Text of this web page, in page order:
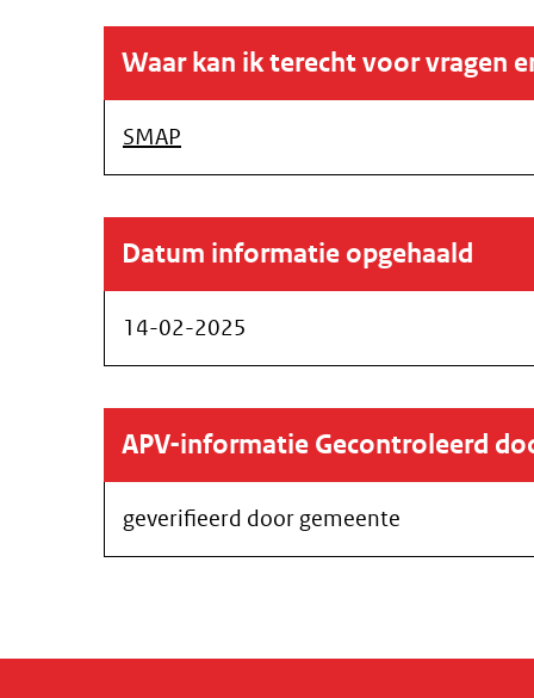
Waar kan ik terecht voor vragen
SMAP
Datum informatie opgehaald
14-02-2025
APV-informatie Gecontroleerd
geverifieerd door gemeente